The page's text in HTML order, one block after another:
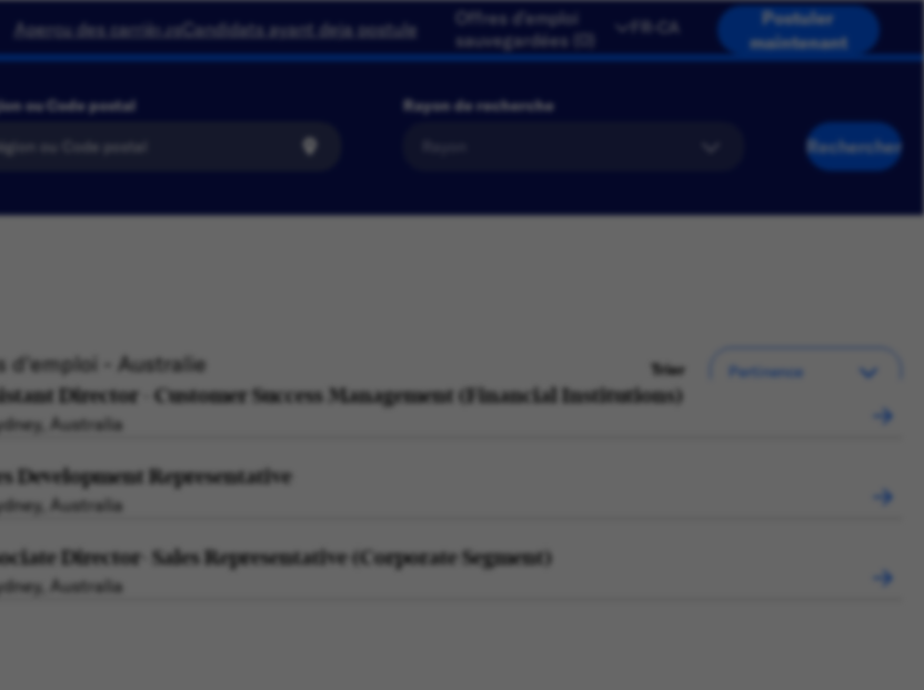
Aperçu des carrièresCandidats ayant deja postule
Offres d'emploi
sauvegardées
FR-CA
Postuler
maintenant
ou Code postal Rayon de recherche
Rechercher
Trier
d'emploi - Australie
Director - Customer Success Management (Financial Institutions)
Australia
Development Representative
Australia
Director- Sales Representative (Corporate Segment)
Australia